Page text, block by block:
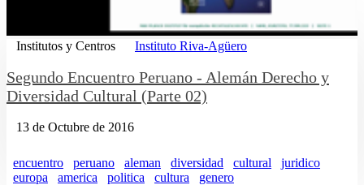
Institutos y Centros Instituto Riva-Agüero
Segundo Encuentro Peruano - Alemán Derecho y
Diversidad Cultural (Parte 02)
13 de Octubre de 2016
encuentro peruano aleman diversidad cultural
juridico
europa
america politica cultura genero